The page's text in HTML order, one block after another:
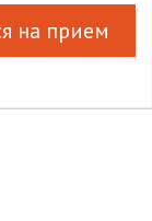
на прием